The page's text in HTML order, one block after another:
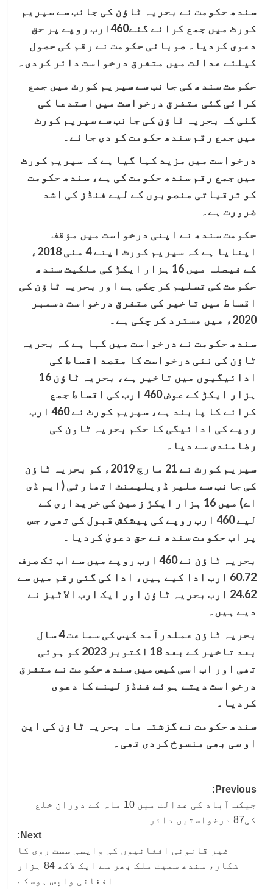
سندھ حکومت نے بحریہ ٹاؤن کی جانب سے سپریم
کورٹ میں جمع کرائے گئے460ارب روپے پر حق
دعوی کردیا۔ صوبائی حکومت نے رقم کی حصول
کیلئے عدالت میں متفرق درخواست دائر کردی۔
حکومت سندھ کی جانب سے سپریم کورٹ میں جمع
کرائی گئی متفرق درخواست میں استدعا کی
گئی کہ بحریہ ٹاؤن کی جانب سے سپریم کورٹ
میں جمع رقم سندھ حکومت کو دی جائے۔
درخواست میں مزید کہا گیا ہے کہ سپریم کورٹ
میں جمع رقم سندھ حکومت کی ہے، سندھ حکومت
کو ترقیاتی منصوبوں کے لیے فنڈز کی اشد
ضرورت ہے۔
حکومت سندھ نے اپنی درخواست میں مؤقف
اپنایا ہے کہ سپریم کورٹ اپنے 4 مئی 2018ء
کے فیصلہ میں 16 ہزار ایکڑ کی ملکیت سندھ
حکومت کی تسلیم کر چکی ہے اور بحریہ ٹاؤن کی
اقساط میں تاخیر کی متفرق درخواست دسمبر
2020ء میں مسترد کر چکی ہے۔
سندھ حکومت نے درخواست میں کہا ہے کہ بحریہ
ٹاؤن کی نئی درخواست کا مقصد اقساط کی
ادائیگیوں میں تاخیر ہے، بحریہ ٹاؤن 16
ہزار ایکڑ کے عوض 460 ارب کی اقساط جمع
کرانے کا پابند ہے، سپریم کورٹ نے 460 ارب
روپے کی ادائیگی کا حکم بحریہ ٹاون کی
رضامندی سے دیا۔
سپریم کورٹ نے 21 مارچ 2019ء کو بحریہ ٹاؤن
کی جانب سے ملیر ڈویلپمنٹ اتھارٹی (ایم ڈی
اے) میں 16 ہزار ایکڑ زمین کی خریداری کے
لیے 460 ارب روپے کی پیشکش قبول کی تھی، جس
پر اب حکومت سندھ نے حق دعویٰ کردیا۔
بحریہ ٹاؤن نے 460 ارب روپے میں سے اب تک صرف
60.72 ارب ادا کیے ہیں، ادا کی گئی رقم میں سے
24.62 ارب بحریہ ٹاؤن اور ایک ارب الاٹیز نے
دیے ہیں۔
بحریہ ٹاؤن عملدرآمد کیس کی سماعت 4 سال
بعد تاخیر کے بعد 18 اکتوبر 2023 کو ہوئی
تھی اور اب اسی کیس میں سندھ حکومت نے متفرق
درخواست دیتے ہوئے فنڈز لینے کا دعوی
کردیا۔
سندھ حکومت نے گزشتہ ماہ بحریہ ٹاؤن کی این
او سی بھی منسوخ کردی تھی۔
Post
navigation
Previous:
جیکب آباد کی عدالت میں 10 ماہ کے دوران خلع
کی87 درخواستیں دائر
Next:
غیر قانونی افغانیوں کی واپسی سست روی کا
شکار، سندھ سمیت ملک بھر سے ایک لاکھ 84 ہزار
افغانی واپس ہوسکے